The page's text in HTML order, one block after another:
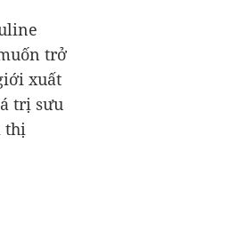
trở
xuất
trị sưu
thị